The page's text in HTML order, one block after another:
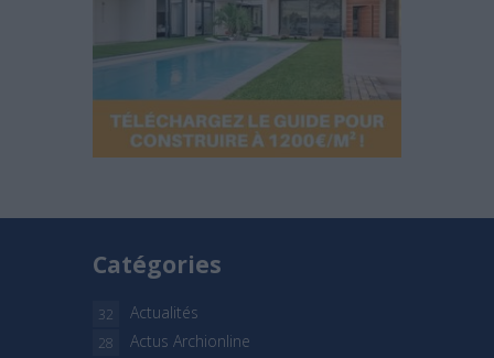
Catégories
Actualités
32
Actus Archionline
28